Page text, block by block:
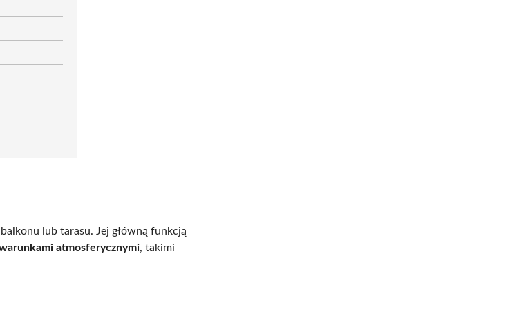
lub tarasu. Jej główną funkcją
atmosferycznymi, takimi